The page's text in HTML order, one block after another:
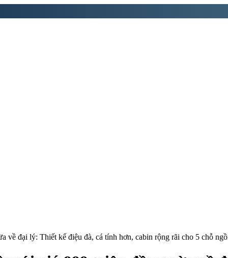
về đại lý: Thiết kế điệu đà, cá tính hơn, cabin rộng rãi cho 5 chỗ